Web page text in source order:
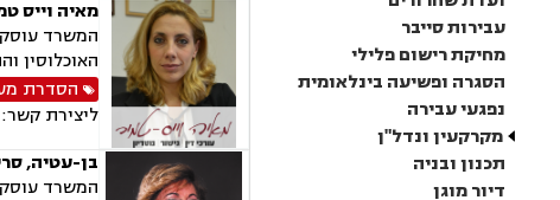
עבירות סייבר
מחיקת רישום פלילי
הסגרה ופשיעה בינלאומית
נפגעי עבירה
מקרקעין ונדל"ן
תכנון ובניה
דיור מוגן
מאיה וייס
המשרד
האוכלוסין
הסדרת
ליצירת קשר:
בן-עטיה,
המשרד עוסק